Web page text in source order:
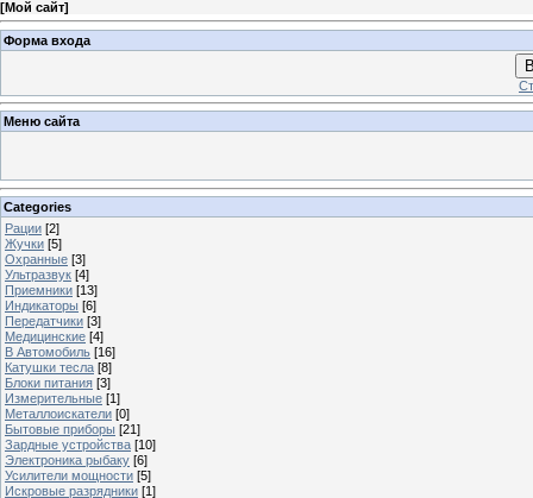
[Мой сайт]
Форма входа
Меню сайта
Categories
Рации [2]
Жучки [5]
Охранные [3]
Ультразвук [4]
Приемники [13]
Индикаторы [6]
Передатчики [3]
Медицинские [4]
В Автомобиль [16]
Катушки тесла [8]
Блоки питания [3]
Измерительные [1]
Металлоискатели [0]
Бытовые приборы [21]
Зардные устройства [10]
Электроника рыбаку [6]
Усилители мощности [5]
Искровые разрядники [1]